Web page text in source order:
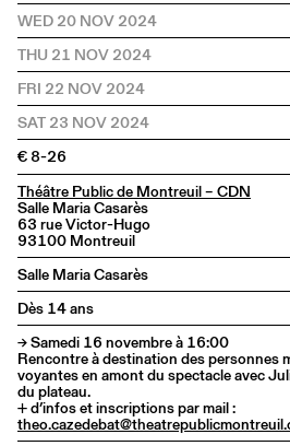
WED 20 NOV 2024
THU 21 NOV 2024
FRI 22 NOV 2024
SAT 23 NOV 2024
€ 8-26
Théâtre Public de Montreuil – CDN
Salle Maria Casarès
63 rue Victor-Hugo
93100 Montreuil
Salle Maria Casarès
Dès 14 ans
→ Samedi 16 novembre à 16:00
Rencontre à destination des personnes
voyantes en amont du spectacle avec
du plateau.
+ d’infos et inscriptions par mail :